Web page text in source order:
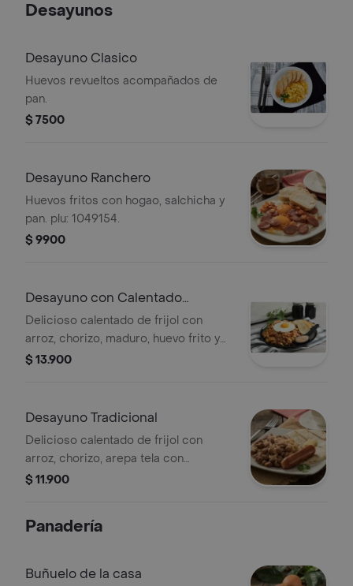
Desayunos
Desayuno Clasico
Huevos revueltos acompañados de
pan.
$ 7500
Desayuno Ranchero
Huevos fritos con hogao, salchicha y
pan. plu: 1049154.
$ 9900
Desayuno con Calentado
Especial
Delicioso calentado de frijol con
arroz, chorizo, maduro, huevo frito y
pan plu: 1440614.
$ 13.900
Desayuno Tradicional
Delicioso calentado de frijol con
arroz, chorizo, arepa tela con
mantequilla. plu: 693887.
$ 11.900
Panadería
Buñuelo de la casa